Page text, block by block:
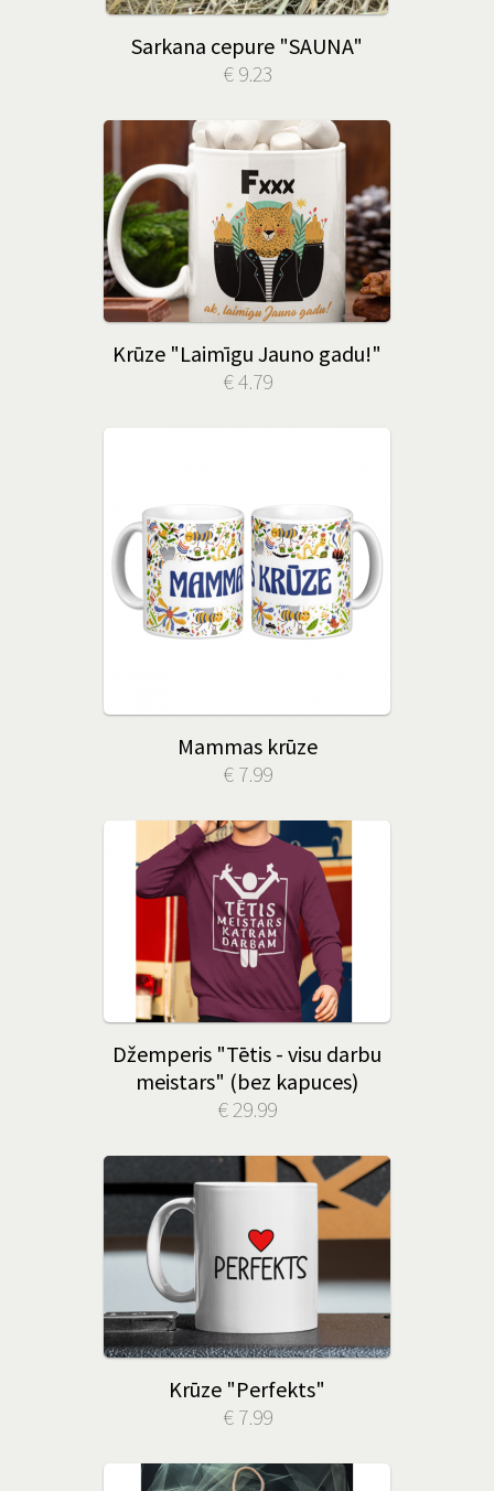
Sarkana cepure "SAUNA"
€ 9.23
Krūze "Laimīgu Jauno gadu!"
€ 4.79
Mammas krūze
€ 7.99
Džemperis "Tētis - visu darbu
meistars" (bez kapuces)
€ 29.99
Krūze "Perfekts"
€ 7.99